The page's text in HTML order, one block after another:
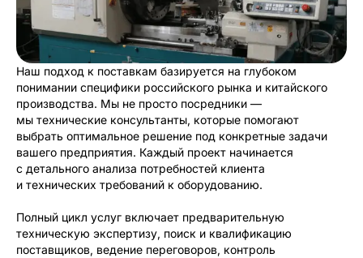
Наш подход к поставкам базируется на глубоком
понимании специфики российского рынка и китайского
производства. Мы не просто посредники —
мы технические консультанты, которые помогают
выбрать оптимальное решение под конкретные задачи
вашего предприятия. Каждый проект начинается
с детального анализа потребностей клиента
и технических требований к оборудованию.
Полный цикл услуг включает предварительную
техническую экспертизу, поиск и квалификацию
поставщиков, ведение переговоров, контроль